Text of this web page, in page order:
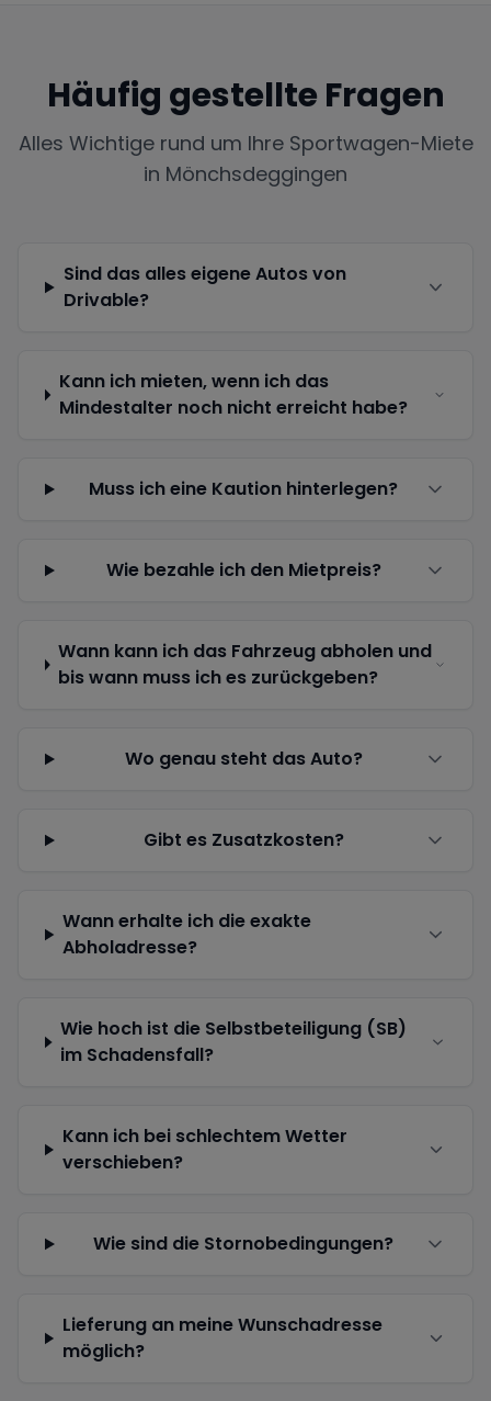
Häufig gestellte Fragen
Alles Wichtige rund um Ihre Sportwagen-Miete
in Mönchsdeggingen
Sind das alles eigene Autos von
Drivable?
Kann ich mieten, wenn ich das
Mindestalter noch nicht erreicht habe?
Muss ich eine Kaution hinterlegen?
Wie bezahle ich den Mietpreis?
Wann kann ich das Fahrzeug abholen und
bis wann muss ich es zurückgeben?
Wo genau steht das Auto?
Gibt es Zusatzkosten?
Wann erhalte ich die exakte
Abholadresse?
Wie hoch ist die Selbstbeteiligung (SB)
im Schadensfall?
Kann ich bei schlechtem Wetter
verschieben?
Wie sind die Stornobedingungen?
Lieferung an meine Wunschadresse
möglich?